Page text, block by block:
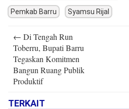
Pemkab Barru Syamsu Rijal
navigation
← Di Tengah Run
Toberru, Bupati Barru
Tegaskan Komitmen
Bangun Ruang Publik
Produktif
TERKAIT